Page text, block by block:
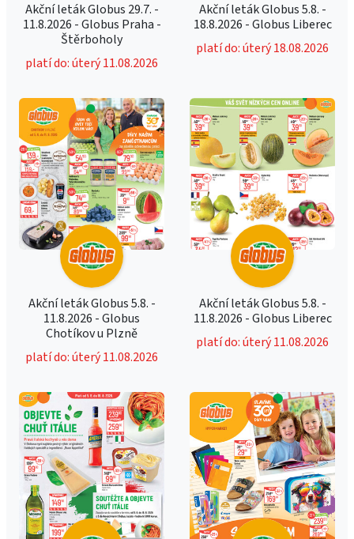
Akční leták Globus 29.7. -
11.8.2026 - Globus Praha -
Štěrboholy
platí do: úterý 11.08.2026
Akční leták Globus 5.8. -
18.8.2026 - Globus Liberec
platí do: úterý 18.08.2026
Akční leták Globus 5.8. -
11.8.2026 - Globus
Chotíkov u Plzně
platí do: úterý 11.08.2026
Akční leták Globus 5.8. -
11.8.2026 - Globus Liberec
platí do: úterý 11.08.2026